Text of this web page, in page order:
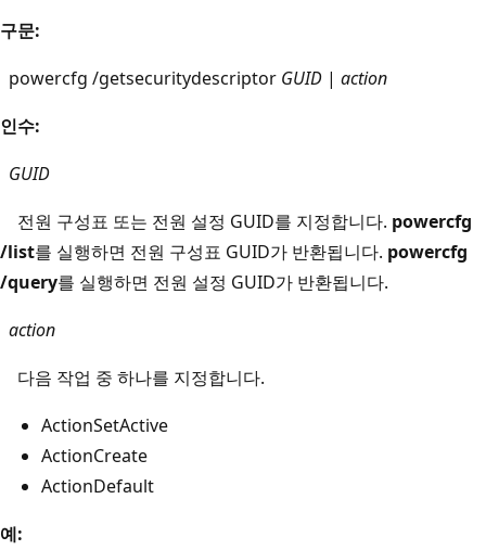
구문:
powercfg /getsecuritydescriptor GUID | action
인수:
GUID
전원 구성표 또는 전원 설정 GUID를 지정합니다. powercfg
/list를 실행하면 전원 구성표 GUID가 반환됩니다. powercfg
/query를 실행하면 전원 설정 GUID가 반환됩니다.
action
다음 작업 중 하나를 지정합니다.
ActionSetActive
ActionCreate
ActionDefault
예: